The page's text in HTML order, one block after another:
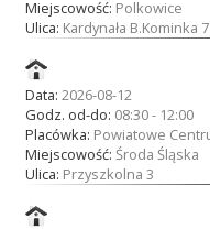
Miejscowość: Polkowice
Ulica: Kardynała B.Kominka 7
Data: 2026-08-12
Godz. od-do: 08:30 - 12:00
Placówka: Powiatowe
Miejscowość: Środa Śląska
Ulica: Przyszkolna 3